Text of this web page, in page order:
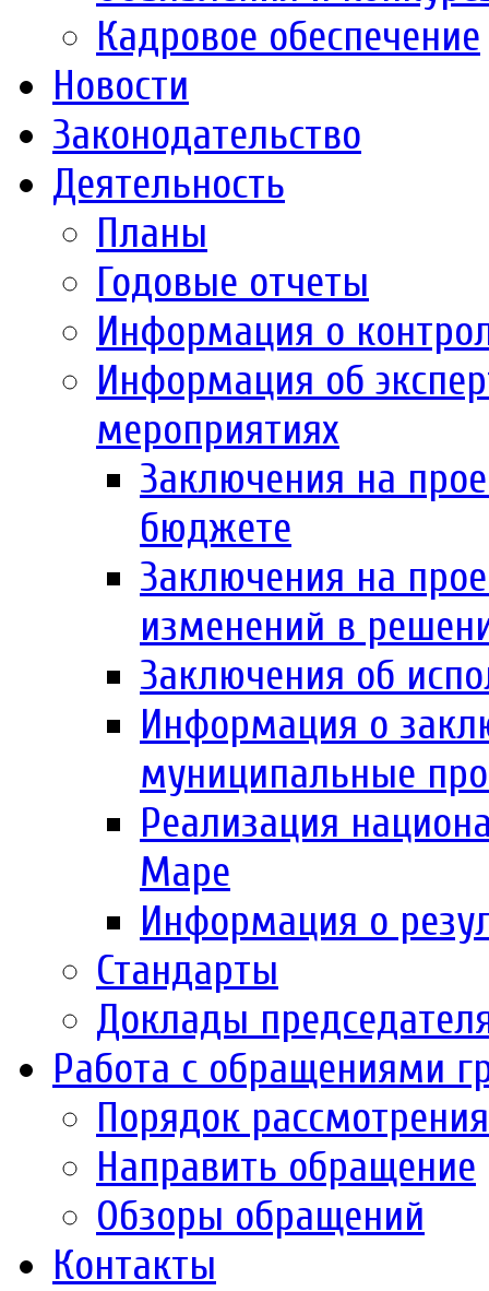
Кадровое обеспечение
Новости
Законодательство
Деятельность
Планы
Годовые отчеты
Информация о
Информация об
мероприятиях
Заключения на
бюджете
Заключения на
изменений в
Заключения об
Информация о
муниципальные
Реализация
Маре
Информация о
Стандарты
Доклады
Работа с обращениями
Порядок
Направить обращение
Обзоры обращений
Контакты